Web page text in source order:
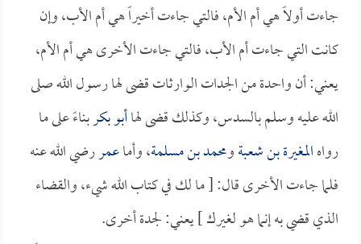
جاءت أولاً هي أم الأم، فالتي جاءت أخيراً هي أم الأب، وإن
كانت التي جاءت أم الأب، فالتي جاءت الأخرى هي أم الأم،
يعني: أن واحدة من الجدات الوارثات قضى لها رسول الله صلى
الله عليه وسلم بالسدس، وكذلك قضى لهاأبو بكربناءً على ما
رواهالمغيرة بن شعبةومحمد بن مسلمة، وأماعمررضي الله عنه
فلما جاءت الأخرى قال: [ ما لك في كتاب الله شيء، والقضاء
الذي قضي به إنما هو لغيرك ] يعني: لجدة أخرى.